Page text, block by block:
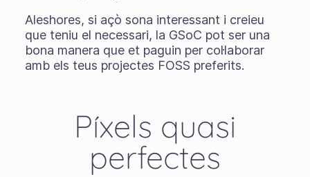
Aleshores, si açò sona interessant i creieu
que teniu el necessari, la GSoC pot ser una
bona manera que et paguin per col·laborar
amb els teus projectes FOSS preferits.
Píxels quasi
perfectes